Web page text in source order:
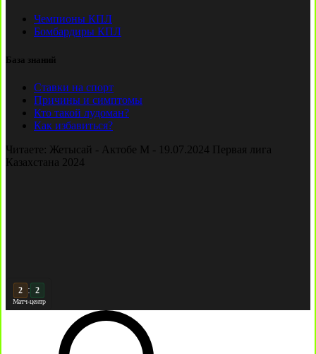
Чемпионы КПЛ
Бомбардиры КПЛ
База знаний
Ставки на спорт
Причины и симптомы
Кто такой лудоман?
Как избавиться?
Читаете: Жетысай - Актобе М - 19.07.2024 Первая лига
Казахстана 2024
3 :
Матч-центр